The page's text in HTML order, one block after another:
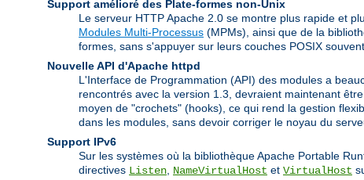
Support amélioré des Plate-formes non-Unix
Le serveur HTTP Apache 2.0 se montre plus rapide et
Modules Multi-Processus (MPMs), ainsi que de la
formes, sans s'appuyer sur leurs couches POSIX
Nouvelle API d'Apache httpd
L'Interface de Programmation (API) des modules a
rencontrés avec la version 1.3, devraient maintenant
moyen de "crochets" (hooks), ce qui rend la gestion
dans les modules, sans devoir corriger le noyau du
Support IPv6
Sur les systèmes où la bibliothèque Apache Portable
directives Listen NameVirtualHost et VirtualHost